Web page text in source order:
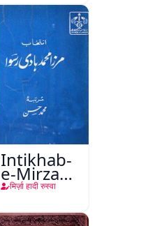
Intikhab-
e-Mirza
Hadi
मिर्ज़ा हादी रुस्वा